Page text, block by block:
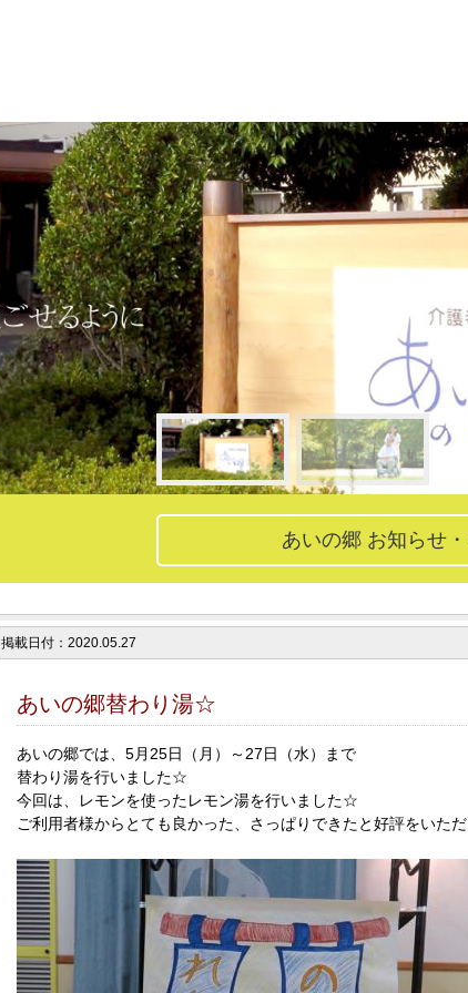
あいの郷 お知らせ
掲載日付：2020.05.27
あいの郷替わり湯☆
あいの郷では、5月25日（月）～27日（水）まで
替わり湯を行いました☆
今回は、レモンを使ったレモン湯を行いました☆
ご利用者様からとても良かった、さっぱりできたと好評をいた